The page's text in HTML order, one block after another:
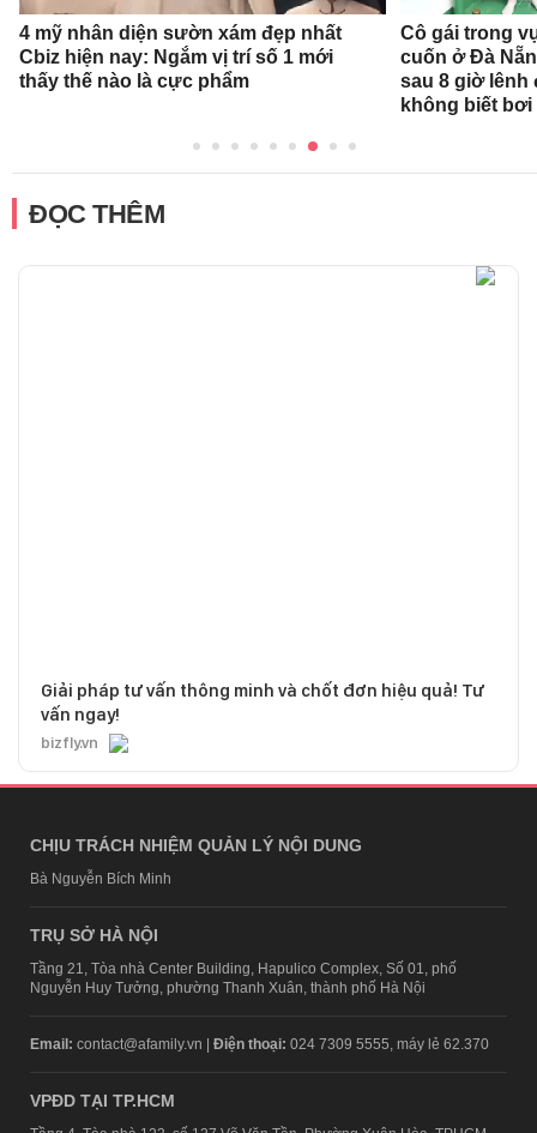
4 mỹ nhân diện sườn xám đẹp nhất
Cbiz hiện nay: Ngắm vị trí số 1 mới
thấy thế nào là cực phẩm
Cô gái trong
cuốn ở Đà
sau 8 giờ lênh
không biết bơi
ĐỌC THÊM
Giải pháp tư vấn thông minh và chốt đơn hiệu quả! Tư
vấn ngay!
bizfly.vn
CHỊU TRÁCH NHIỆM QUẢN LÝ NỘI DUNG
Bà Nguyễn Bích Minh
TRỤ SỞ HÀ NỘI
Tầng 21, Tòa nhà Center Building, Hapulico Complex, Số 01, phố
Nguyễn Huy Tưởng, phường Thanh Xuân, thành phố Hà Nội
Email: contact@afamily.vn | Điện thoại: 024 7309 5555, máy lẻ 62.370
VPĐD TẠI TP.HCM